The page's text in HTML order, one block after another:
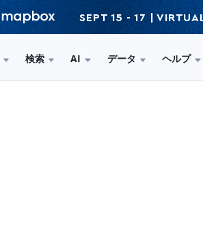
SEPT 15 - 17 |
検索 AI データ ヘルプ